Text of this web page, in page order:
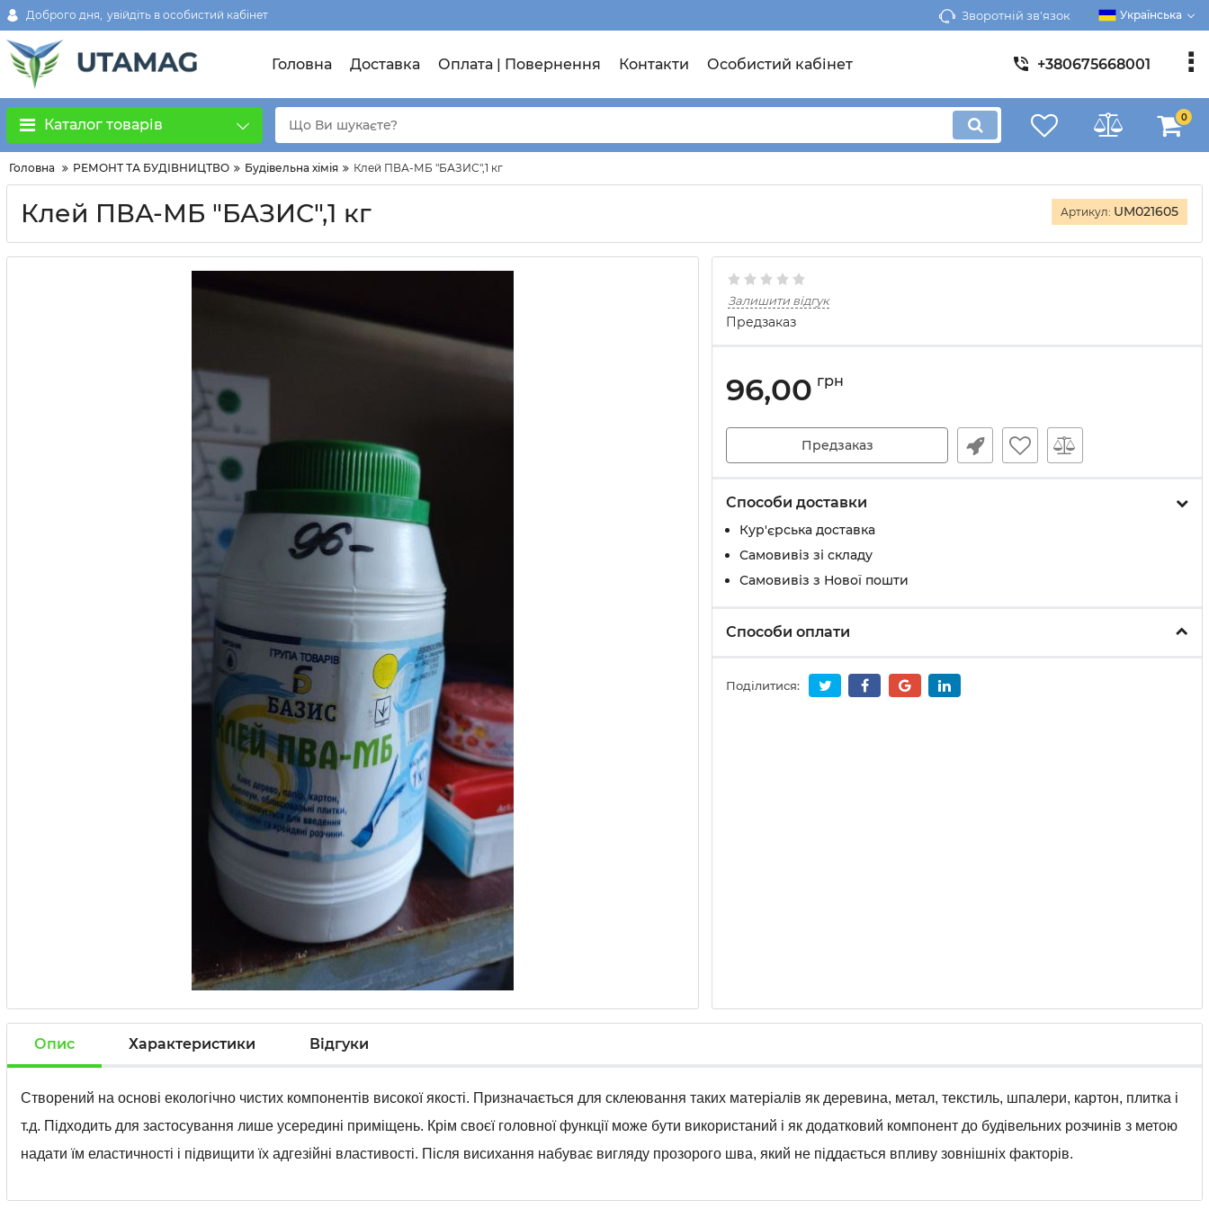
Доброго дня, увійдіть в особистий кабінет Зворотній зв'язок Українська
Головна Доставка Оплата | Повернення Контакти Особистий кабінет +380675668001
Каталог товарів 0
Головна РЕМОНТ ТА БУДІВНИЦТВО Будівельна хімія Клей ПВА-МБ "БАЗИС",1 кг
Клей ПВА-МБ "БАЗИС",1 кг Артикул: UM021605
Залишити відгук
Предзаказ
96,00 грн
Предзаказ
Способи доставки
Кур'єрська доставка
Самовивіз зі складу
Самовивіз з Нової пошти
Способи оплати
Поділитися:
Опис Характеристики Відгуки
Створений на основі екологічно чистих компонентів високої якості. Призначається для склеювання таких матеріалів як деревина, метал, текстиль, шпалери, картон, плитка і
т.д. Підходить для застосування лише усередині приміщень. Крім своєї головної функції може бути використаний і як додатковий компонент до будівельних розчинів з метою
надати їм еластичності і підвищити їх адгезійні властивості. Після висихання набуває вигляду прозорого шва, який не піддається впливу зовнішніх факторів.